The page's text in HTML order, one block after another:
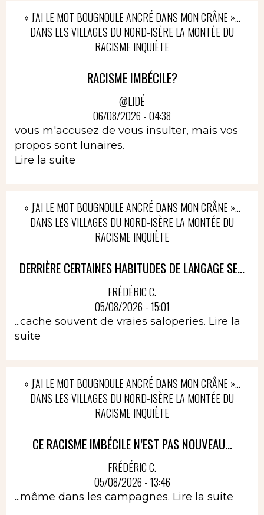
« J’AI LE MOT BOUGNOULE ANCRÉ DANS MON CRÂNE »…
DANS LES VILLAGES DU NORD-ISÈRE LA MONTÉE DU
RACISME INQUIÈTE
RACISME IMBÉCILE?
@LIDÉ
06/08/2026 - 04:38
vous m'accusez de vous insulter, mais vos
propos sont lunaires.
Lire la suite
« J’AI LE MOT BOUGNOULE ANCRÉ DANS MON CRÂNE »…
DANS LES VILLAGES DU NORD-ISÈRE LA MONTÉE DU
RACISME INQUIÈTE
DERRIÈRE CERTAINES HABITUDES DE LANGAGE SE...
FRÉDÉRIC C.
05/08/2026 - 15:01
...cache souvent de vraies saloperies. Lire la
suite
« J’AI LE MOT BOUGNOULE ANCRÉ DANS MON CRÂNE »…
DANS LES VILLAGES DU NORD-ISÈRE LA MONTÉE DU
RACISME INQUIÈTE
CE RACISME IMBÉCILE N’EST PAS NOUVEAU...
FRÉDÉRIC C.
05/08/2026 - 13:46
...même dans les campagnes. Lire la suite